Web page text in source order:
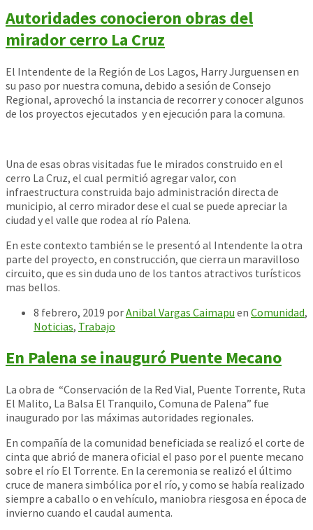
Autoridades conocieron obras del
mirador cerro La Cruz
El Intendente de la Región de Los Lagos, Harry Jurguensen en
su paso por nuestra comuna, debido a sesión de Consejo
Regional, aprovechó la instancia de recorrer y conocer algunos
de los proyectos ejecutados y en ejecución para la comuna.
Una de esas obras visitadas fue le mirados construido en el
cerro La Cruz, el cual permitió agregar valor, con
infraestructura construida bajo administración directa de
municipio, al cerro mirador dese el cual se puede apreciar la
ciudad y el valle que rodea al río Palena.
En este contexto también se le presentó al Intendente la otra
parte del proyecto, en construcción, que cierra un maravilloso
circuito, que es sin duda uno de los tantos atractivos turísticos
mas bellos.
8 febrero, 2019 porAnibal Vargas Caimapu en Comunidad,
Noticias, Trabajo
En Palena se inauguró Puente Mecano
La obra de “Conservación de la Red Vial, Puente Torrente, Ruta
El Malito, La Balsa El Tranquilo, Comuna de Palena” fue
inaugurado por las máximas autoridades regionales.
En compañía de la comunidad beneficiada se realizó el corte de
cinta que abrió de manera oficial el paso por el puente mecano
sobre el río El Torrente. En la ceremonia se realizó el último
cruce de manera simbólica por el río, y como se había realizado
siempre a caballo o en vehículo, maniobra riesgosa en época de
invierno cuando el caudal aumenta.